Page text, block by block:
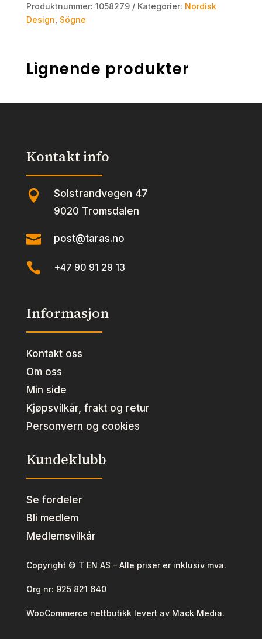
Produktnummer: 1058279 Kategorier: Nordisk
Design Sögne
Lignende produkter
Kontakt info
 Solstrandvegen 47
9020 Tromsdalen
 post@taras.no
 +47 90 91 29 13
Informasjon
Kontakt oss
Om oss
Min side
Kjøpsvilkår, frakt og retur
Personvern og cookies
Kundeklubb
Se fordeler
Bli medlem
Medlemsvilkår
Copyright © T EN AS – Alle priser er inklusiv mva.
Org nr: 925 821 640
WooCommerce nettbutikk levert av Mack Media.